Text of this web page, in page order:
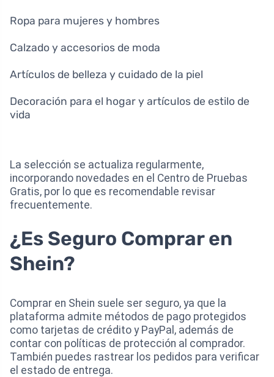
Ropa para mujeres y hombres
Calzado y accesorios de moda
Artículos de belleza y cuidado de la piel
Decoración para el hogar y artículos de estilo de
vida
La selección se actualiza regularmente,
incorporando novedades en el Centro de Pruebas
Gratis, por lo que es recomendable revisar
frecuentemente.
¿Es Seguro Comprar en
Shein?
Comprar en Shein suele ser seguro, ya que la
plataforma admite métodos de pago protegidos
como tarjetas de crédito y PayPal, además de
contar con políticas de protección al comprador.
También puedes rastrear los pedidos para verificar
el estado de entrega.